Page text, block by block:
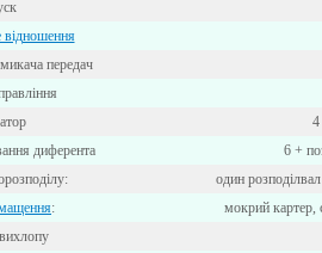
відношення
передач
4
диферента
6 +
один
:
мокрий картер,